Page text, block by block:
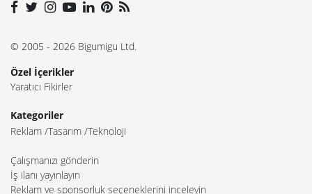
© 2005 - 2026 Bigumigu Ltd.
Özel İçerikler
Yaratıcı Fikirler
Kategoriler
Reklam Tasarım Teknoloji
Çalışmanızı gönderin
İş ilanı yayınlayın
Reklam ve sponsorluk seçeneklerini inceleyin